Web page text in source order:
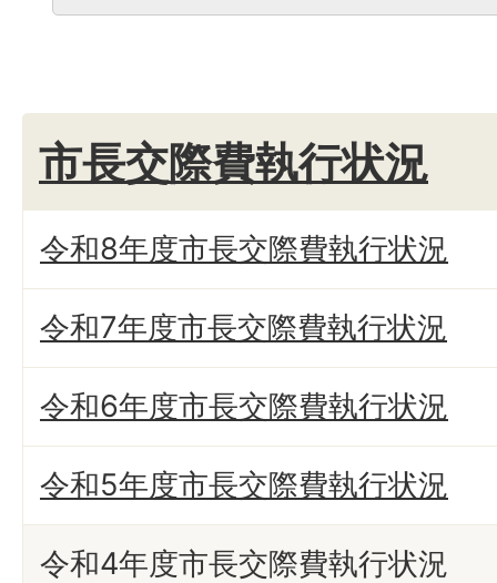
市長交際費執行状況
令和8年度市長交際費執行状況
令和7年度市長交際費執行状況
令和6年度市長交際費執行状況
令和5年度市長交際費執行状況
令和4年度市長交際費執行状況